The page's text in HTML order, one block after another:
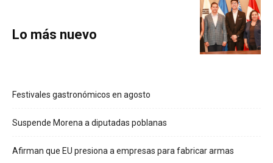
Lo más nuevo
Festivales gastronómicos en agosto
Suspende Morena a diputadas poblanas
Afirman que EU presiona a empresas para fabricar armas